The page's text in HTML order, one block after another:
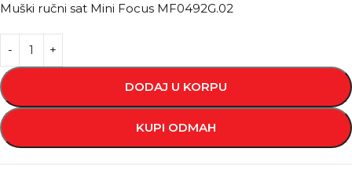
Muški ručni sat Mini Focus MF0492G.02
DODAJ U KORPU
KUPI ODMAH